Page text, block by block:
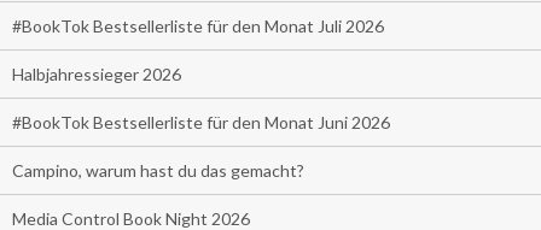
#BookTok Bestsellerliste für den Monat Juli 2026
Halbjahressieger 2026
#BookTok Bestsellerliste für den Monat Juni 2026
Campino, warum hast du das gemacht?
Media Control Book Night 2026